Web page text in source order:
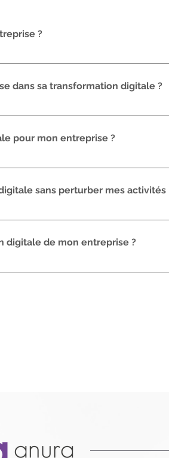
?
intégrer les technologies
clients.
dans sa transformation digitale ?
solutions technologiques
pour mon entreprise ?
opérationnelle, d'optimiser
sans perturber mes activités
à votre entreprise. Nous
digitale de mon entreprise ?
clés (KPI) spécifiques à votre